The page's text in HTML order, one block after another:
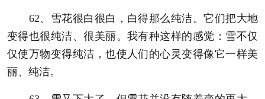
62、雪花很白很白，白得那么纯洁。它们把大地
变得也很纯洁、很美丽。我有种这样的感觉：雪不仅
仅使万物变得纯洁，也使人们的心灵变得像它一样美
丽、纯洁。